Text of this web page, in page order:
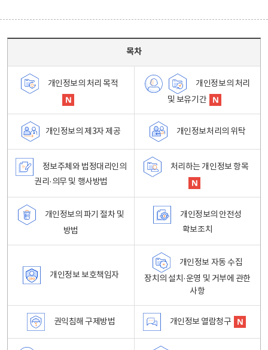
목차
개인정보의 처리 목적
개인정보의 처리
및 보유기간
개인정보의 제3자 제공 개인정보처리의 위탁
정보주체와 법정대리인의
권리·의무 및 행사방법
처리하는 개인정보 항목
개인정보의 파기 절차 및
방법
개인정보의 안전성
확보조치
개인정보 보호책임자
개인정보 자동 수집
장치의 설치·운영 및 거부에 관한
사항
권익침해 구제방법 개인정보 열람청구